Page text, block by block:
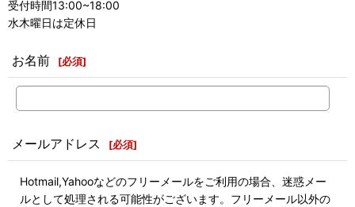
受付時間13:00~18:00
水木曜日は定休日
お名前 [必須]
メールアドレス [必須]
Hotmail,Yahooなどのフリーメールをご利用の場合、迷惑メー
ルとして処理される可能性がございます。フリーメール以外の